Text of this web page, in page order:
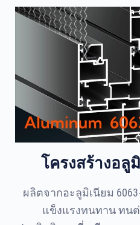
โครงสร้างอลู
ผลิตจากอะลูมิเนียม
แข็งแรงทนทาน ทน